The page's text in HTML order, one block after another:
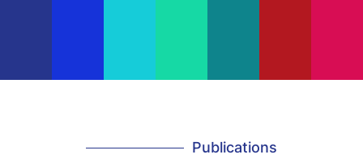
Publications